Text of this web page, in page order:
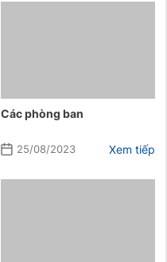
Các phòng ban
25/08/2023 Xem tiếp